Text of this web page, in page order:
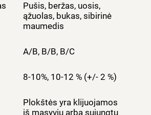
Pušis, beržas, uosis,
ąžuolas, bukas, sibirinė
maumedis
A/B, B/B, B/C
8-10%, 10-12 % (+/- 2 %)
Plokštės yra klijuojamos
iš masyvių arba sujungtų